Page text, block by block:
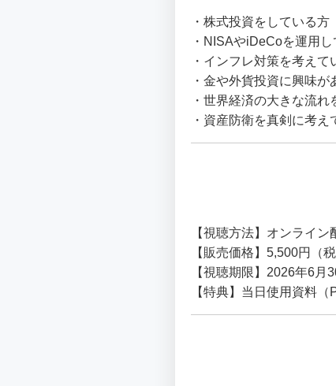
・株式投資をしている方
・NISAやiDeCoを運用
・インフレ対策を考えて
・金や外貨投資に興味が
・世界経済の大きな流れ
・資産防衛を真剣に考え
【視聴方法】オンライン
【販売価格】5,500円（税
【視聴期限】2026年6月
【特典】当日使用資料